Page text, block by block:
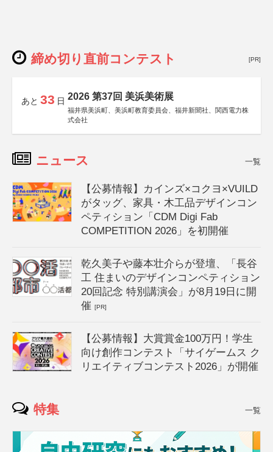
締め切り直前コンテスト [PR]
あと 33 日 2026 第37回 美浜美術展
福井県美浜町、美浜町教育委員会、福井新聞社、関西電力株
式会社
ニュース 一覧
【公募情報】カインズ×コクヨ×VUILD
がタッグ、家具・木工品デザインコン
ペティション「CDM Digi Fab
COMPETITION 2026」を初開催
乾久美子や藤本壮介らが登壇、「長谷
工 住まいのデザインコンペティション
20回記念 特別講演会」が8月19日に開
催[PR]
【公募情報】大賞賞金100万円！学生
向け創作コンテスト「サイゲームス ク
リエイティブコンテスト2026」が開催
特集 一覧